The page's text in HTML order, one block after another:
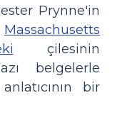
Prynne'in
Massachusetts
çilesinin
belgelerle
bir